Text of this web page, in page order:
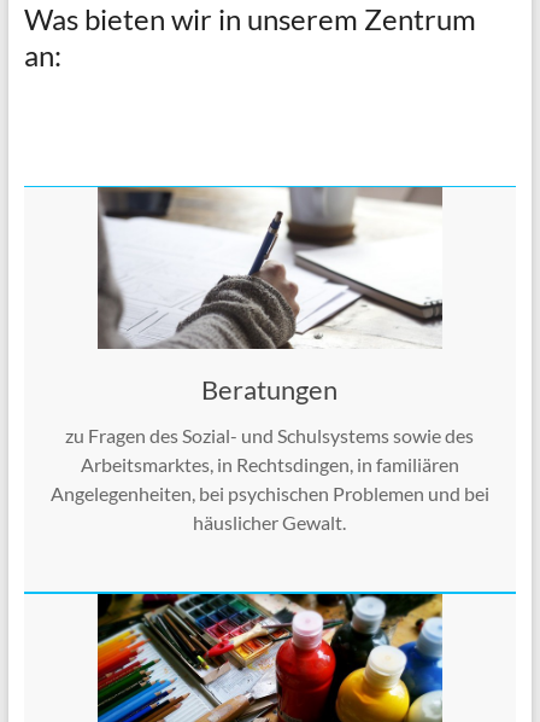
Was bieten wir in unserem Zentrum
an:
Beratungen
zu Fragen des Sozial- und Schulsystems sowie des
Arbeitsmarktes, in Rechtsdingen, in familiären
Angelegenheiten, bei psychischen Problemen und bei
häuslicher Gewalt.